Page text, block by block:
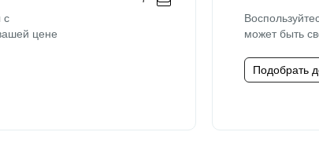
с
цене
может быть
Подобрать